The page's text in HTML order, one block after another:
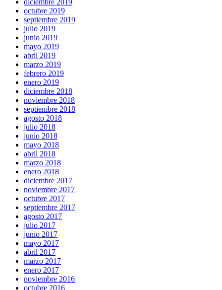
diciembre 2019
octubre 2019
septiembre 2019
julio 2019
junio 2019
mayo 2019
abril 2019
marzo 2019
febrero 2019
enero 2019
diciembre 2018
noviembre 2018
septiembre 2018
agosto 2018
julio 2018
junio 2018
mayo 2018
abril 2018
marzo 2018
enero 2018
diciembre 2017
noviembre 2017
octubre 2017
septiembre 2017
agosto 2017
julio 2017
junio 2017
mayo 2017
abril 2017
marzo 2017
enero 2017
noviembre 2016
octubre 2016